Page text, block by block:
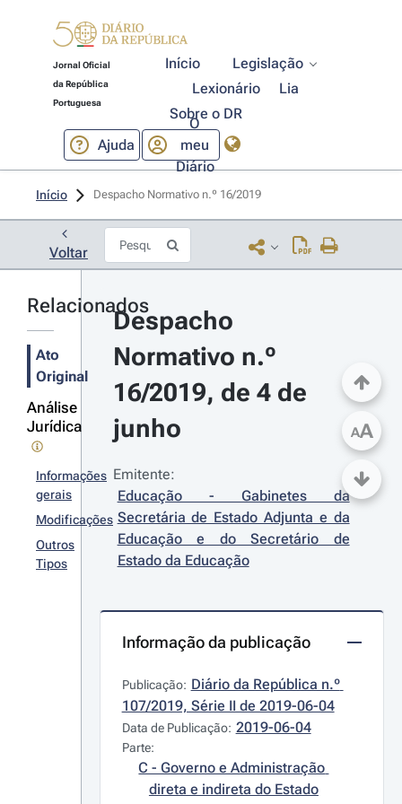
Jornal Oficial
da República
Portuguesa
Início
Legislação
Lexionário
Lia
Sobre o DR
Ajuda
O
meu
Diário
Início Despacho Normativo n.º 16/2019
Voltar
Relacionados
Ato
Original
Análise
Jurídica
Informações
gerais
Modificações
Outros
Tipos
Despacho
Normativo n.º
16/2019, de 4 de
junho
Emitente:
Educação - Gabinetes da
Secretária de Estado Adjunta e da
Educação e do Secretário de
Estado da Educação
Informação da publicação
Publicação: Diário da República n.º
107/2019, Série II de 2019-06-04
Data de Publicação: 2019-06-04
Parte:
C - Governo e Administração
direta e indireta do Estado
AA